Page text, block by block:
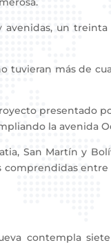
un
tuvieran más de
presentado
la avenida
San Martín y
comprendidas entre
contempla siete